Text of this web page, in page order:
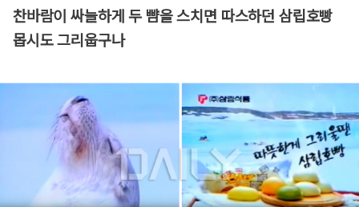
찬바람이 싸늘하게 두 뺨을 스치면 따스하던 삼립호빵
몹시도 그리웁구나